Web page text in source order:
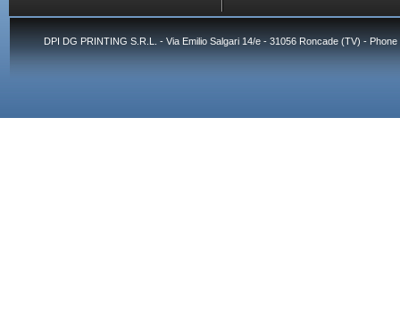
DPI DG PRINTING S.R.L. - Via Emilio Salgari 14/e - 31056 Roncade (TV) -